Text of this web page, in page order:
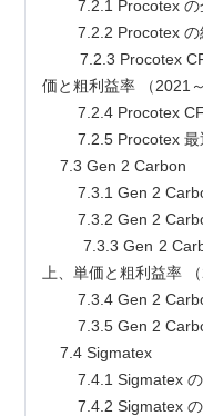
7.2.1
7.2.2
価と粗利益率 （2021
7.2.4
7.2.5 Procotex
    7.3 Gen 2 Carbon
7.3.1 Gen 2
7.3.2 Gen 2
上、単価と粗利益率
7.3.4 Gen
7.3.5 Gen 2
    7.4 Sigmatex
7.4.1
7.4.2